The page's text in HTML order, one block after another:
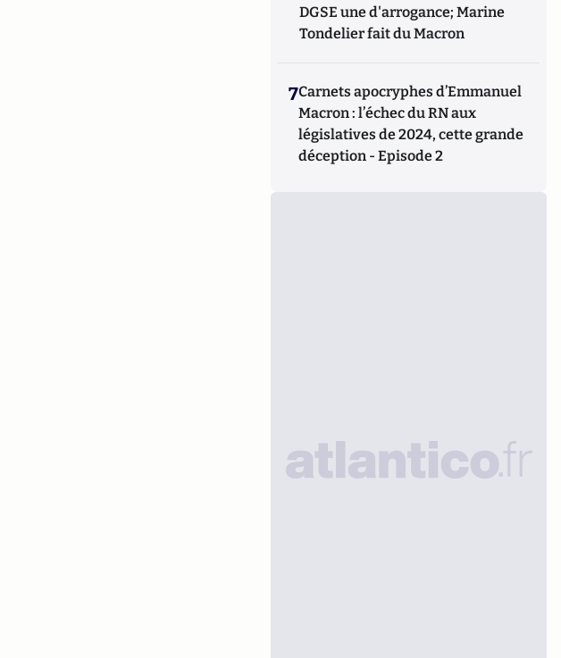
DGSE une d'arrogance; Marine
Tondelier fait du Macron
7Carnets apocryphes d’Emmanuel
Macron : l’échec du RN aux
législatives de 2024, cette grande
déception - Episode 2